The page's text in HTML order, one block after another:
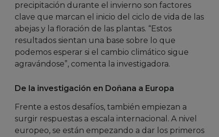
precipitación durante el invierno son factores
clave que marcan el inicio del ciclo de vida de las
abejas y la floración de las plantas. “Estos
resultados sientan una base sobre lo que
podemos esperar si el cambio climático sigue
agravándose”, comenta la investigadora.
De la investigación en Doñana a Europa
Frente a estos desafíos, también empiezan a
surgir respuestas a escala internacional. A nivel
europeo, se están empezando a dar los primeros